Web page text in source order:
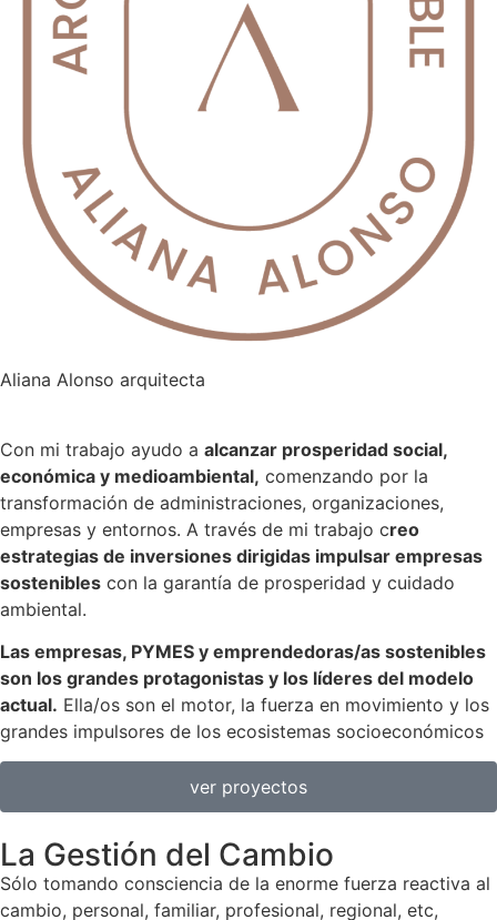
Aliana Alonso arquitecta
Con mi trabajo ayudo a alcanzar prosperidad social,
económica y medioambiental, comenzando por la
transformación de administraciones, organizaciones,
empresas y entornos. A través de mi trabajo creo
estrategias de inversiones dirigidas impulsar empresas
sostenibles con la garantía de prosperidad y cuidado
ambiental.
Las empresas, PYMES y emprendedoras/as sostenibles
son los grandes protagonistas y los líderes del modelo
actual. Ella/os son el motor, la fuerza en movimiento y los
grandes impulsores de los ecosistemas socioeconómicos
ver proyectos
La Gestión del Cambio
Sólo tomando consciencia de la enorme fuerza reactiva al
cambio, personal, familiar, profesional, regional, etc,